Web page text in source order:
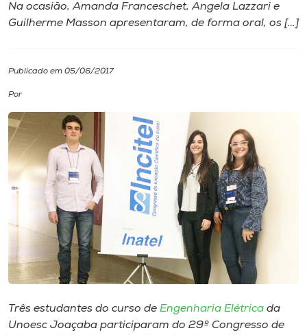
Diplomados
Biblioteca
Editora
Rádio
Museu
Unoesc
Store
Na ocasião, Amanda Franceschet, Angela Lazzari e
Guilherme Masson apresentaram, de forma oral, os […]
Publicado em 05/06/2017
Por
Três estudantes do curso de Engenharia Elétrica da
Unoesc Joaçaba participaram do 29º Congresso de